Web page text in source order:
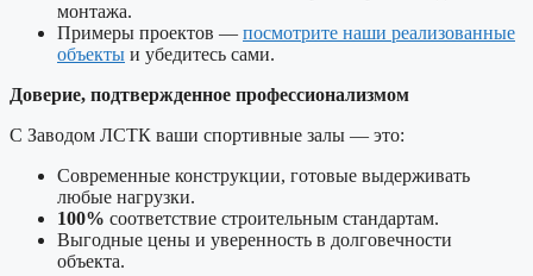
монтажа.
Примеры проектов — посмотрите наши реализованные
объекты и убедитесь сами.
Доверие, подтвержденное профессионализмом
С Заводом ЛСТК ваши спортивные залы — это:
Современные конструкции, готовые выдерживать
любые нагрузки.
100% соответствие строительным стандартам.
Выгодные цены и уверенность в долговечности
объекта.